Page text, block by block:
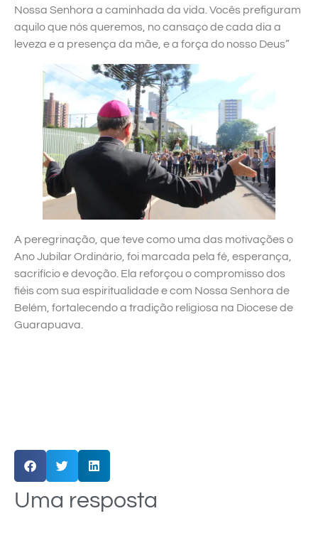
Nossa Senhora a caminhada da vida. Vocês prefiguram
aquilo que nós queremos, no cansaço de cada dia a
leveza e a presença da mãe, e a força do nosso Deus”
A peregrinação, que teve como uma das motivações o
Ano Jubilar Ordinário, foi marcada pela fé, esperança,
sacrifício e devoção. Ela reforçou o compromisso dos
fiéis com sua espiritualidade e com Nossa Senhora de
Belém, fortalecendo a tradição religiosa na Diocese de
Guarapuava.
Uma resposta